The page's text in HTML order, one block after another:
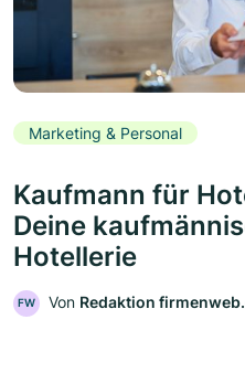
Marketing & Personal
Kaufmann für
Deine
Hotellerie
FW Von Redaktion